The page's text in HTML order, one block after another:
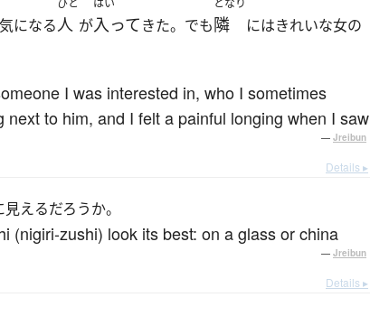
になる
ひと
人 が
はい
入ってきた。でも
となり
隣 にはきれいな女の
I was interested in, who I sometimes
to him, and I felt a painful longing when I saw
— Jreibun
Details ▸
えるだろうか。
(nigiri-zushi) look its best: on a glass or china
— Jreibun
Details ▸